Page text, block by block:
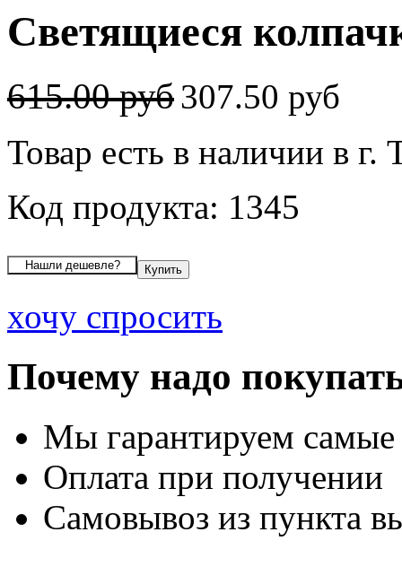
Светящиеся
615.00 руб307.50 руб
Товар есть в наличии в г.
Код продукта: 1345
хочу спросить
Почему надо
Мы гарантируем
Оплата при получении
Самовывоз из пункта